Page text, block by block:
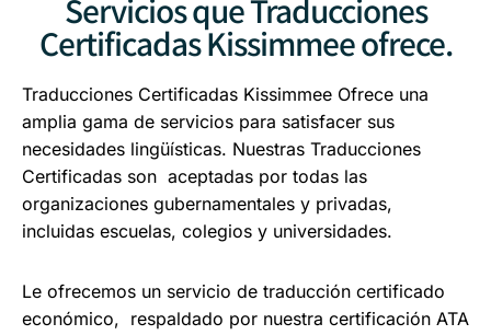
Servicios que Traducciones
Certificadas Kissimmee ofrece.
Traducciones Certificadas Kissimmee Ofrece una
amplia gama de servicios para satisfacer sus
necesidades lingüísticas. Nuestras Traducciones
Certificadas son aceptadas por todas las
organizaciones gubernamentales y privadas,
incluidas escuelas, colegios y universidades.
Le ofrecemos un servicio de traducción certificado
económico, respaldado por nuestra certificación ATA